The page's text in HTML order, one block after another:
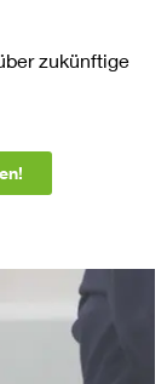
zukünftige